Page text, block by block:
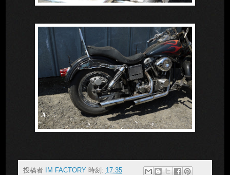
投稿者 IM FACTORY 時刻: 17:35